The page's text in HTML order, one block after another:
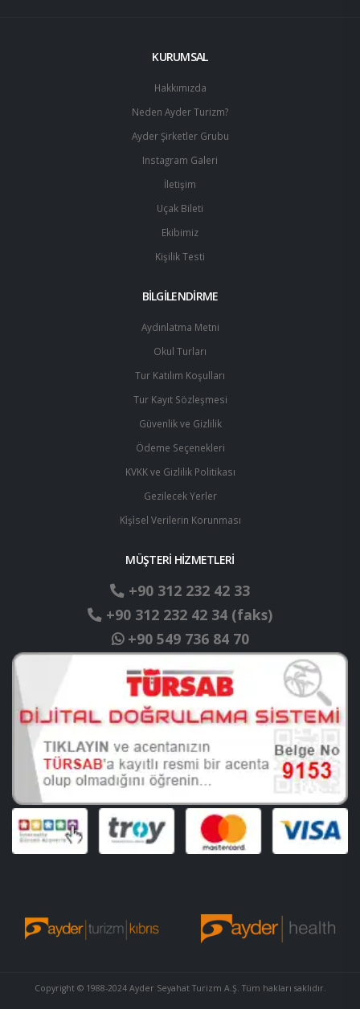
KURUMSAL
Hakkımızda
Neden Ayder Turizm?
Ayder Şirketler Grubu
Instagram Galeri
İletişim
Uçak Bileti
Ekibimiz
Kişilik Testi
BİLGİLENDİRME
Aydınlatma Metni
Okul Turları
Tur Katılım Koşulları
Tur Kayıt Sözleşmesi
Güvenlik ve Gizlilik
Ödeme Seçenekleri
KVKK ve Gizlilik Politikası
Gezilecek Yerler
Ki̇şi̇sel Verilerin Korunması
MÜŞTERİ HİZMETLERİ
+90 312 232 42 33
+90 312 232 42 34 (faks)
+90 549 736 84 70
Copyright © 1988-2024 Ayder Seyahat Turizm A.Ş. Tüm hakları saklıdır.